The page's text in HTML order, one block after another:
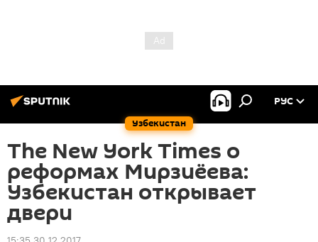
Узбекистан
РУС
The New York Times о
реформах Мирзиёева:
Узбекистан открывает
двери